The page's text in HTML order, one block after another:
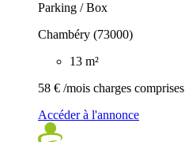
Parking / Box
Chambéry (73000)
13 m²
58 € /mois charges comprises
Accéder à l'annonce